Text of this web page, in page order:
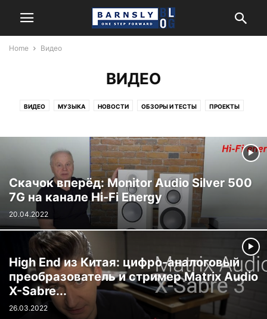
Home Видео
ВИДЕО
ВИДЕО МУЗЫКА НОВОСТИ ОБЗОРЫ И ТЕСТЫ ПРОЕКТЫ
Скачок вперёд: Monitor Audio Silver 500
7G на канале Hi-Fi Energy
20.04.2022
High End из Китая: цифро-аналоговый
преобразователь и стример Matrix Audio
X-Sabre...
26.03.2022